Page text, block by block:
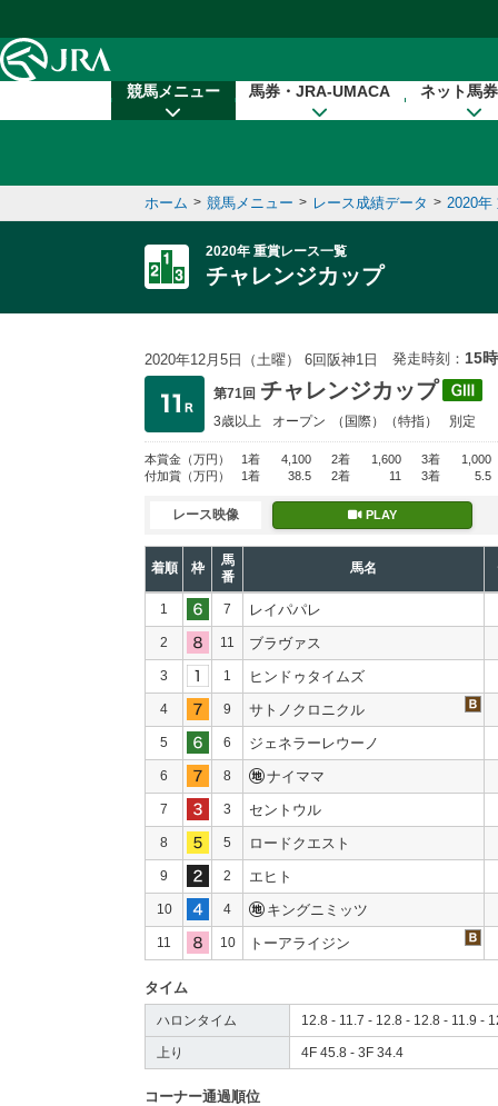
競馬メニュー 馬券・JRA-UMACA ネット馬
ホーム > 競馬メニュー > レース成績データ > 2020年
2020年 重賞レース一覧
チャレンジカップ
2020年12月5日（土曜） 6回阪神1日 発走時刻： 15
第71回 チャレンジカップ
3歳以上 オープン （国際）（特指） 別定
本賞金 （万円） 1着 4,100 2着 1,600 3着
1,000
付加賞 （万円） 1着 38.5 2着 11 3着 5.5
レース映像 PLAY
着順 枠
馬
番
馬名
1 7 レイパパレ
2 11 ブラヴァス
3 1 ヒンドゥタイムズ
4 9 サトノクロニクル
5 6 ジェネラーレウーノ
6 8 ナイママ
7 3 セントウル
8 5 ロードクエスト
9 2 エヒト
10 4 キングニミッツ
11 10 トーアライジン
タイム
ハロンタイム 12.8 - 11.7 - 12.8 - 12.8 - 11.9 -
上り 4F 45.8 - 3F 34.4
コーナー通過順位